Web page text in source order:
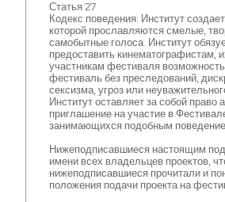
Статья 27
Кодекс поведения: Институт
которой прославляются смелые,
самобытные голоса. Институт
предоставить кинематографистам,
участникам фестиваля
фестиваль без преследований,
сексизма, угроз или
Институт оставляет за собой право
приглашение на участие в
занимающихся подобным
Нижеподписавшиеся настоящим
имени всех владельцев проектов,
нижеподписавшиеся прочитали и
положения подачи проекта на